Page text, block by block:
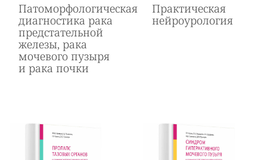
Патоморфологическая
диагностика рака
предстательной
железы, рака
мочевого пузыря
и рака почки
Практическая
нейроурология